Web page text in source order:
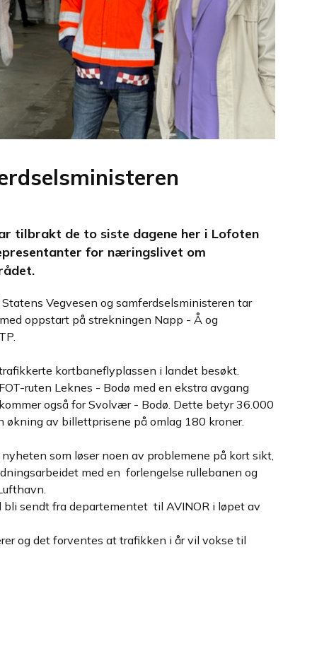
tilbrakt de to siste dagene her i Lofoten
for næringslivet om
Vegvesen og samferdselsministeren tar
oppstart på strekningen Napp - Å og
kortbaneflyplassen i landet besøkt.
ruten Leknes - Bodø med en ekstra avgang
også for Svolvær - Bodø. Dette betyr 36.000
økning av billettprisene på omlag 180 kroner.
som løser noen av problemene på kort sikt,
med en forlengelse rullebanen og
sendt fra departementet til AVINOR i løpet av
og det forventes at trafikken i år vil vokse til